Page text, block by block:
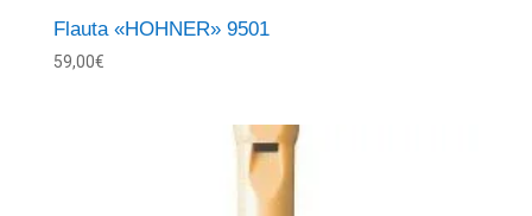
Flauta «HOHNER» 9501
59,00€